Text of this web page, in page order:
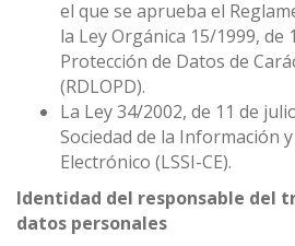
el que se aprueba el
la Ley Orgánica 15/1999, de
Protección de Datos de
(RDLOPD).
La Ley 34/2002, de 11 de
Sociedad de la Información
Electrónico (LSSI-CE).
Identidad del responsable del
datos personales